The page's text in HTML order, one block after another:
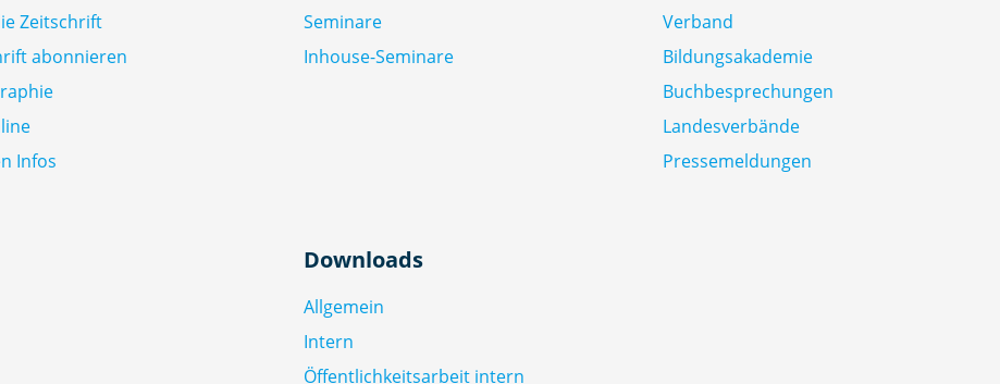
Zeitschrift
abonnieren
Infos
Seminare
Inhouse-Seminare
Verband
Bildungsakademie
Buchbesprechungen
Landesverbände
Pressemeldungen
Downloads
Allgemein
Intern
Öffentlichkeitsarbeit intern